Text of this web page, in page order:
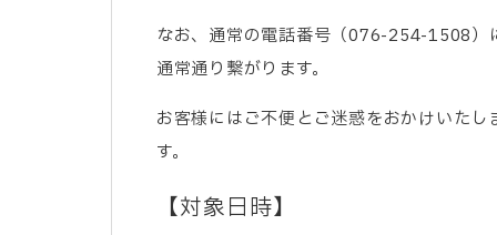
なお、通常の電話番号（076-254-1508）
通常通り繋がります。
お客様にはご不便とご迷惑をおかけいた
す。
【対象日時】